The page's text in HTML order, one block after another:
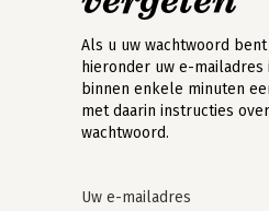
Als u uw wachtwoord
hieronder uw e-mailadres
binnen enkele minuten
met daarin instructies
wachtwoord.
Uw e-mailadres